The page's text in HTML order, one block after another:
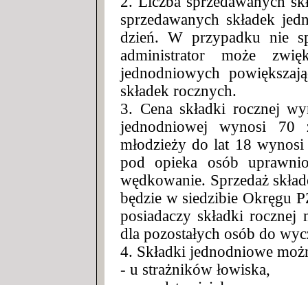
sprzedawanych składek
dzień. W przypadku nie
administrator może
jednodniowych
składek rocznych.
3. Cena składki rocznej
jednodniowej wynosi 70
młodzieży do lat 18
pod opieka osób
wędkowanie. Sprzedaż
będzie w siedzibie Okręgu
posiadaczy składki
dla pozostałych osób do
4. Składki jednodniowe
- u strażników łowiska,